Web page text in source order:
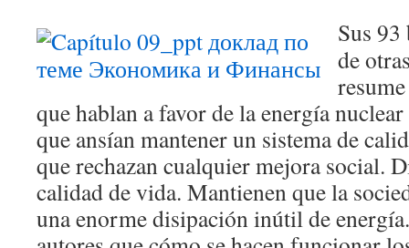
Sus 93
de
que hablan a favor de la energía
que ansían mantener un sistema de
que rechazan cualquier mejora social.
calidad de vida. Mantienen que la
una enorme disipación inútil de